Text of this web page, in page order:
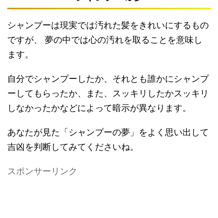
シャンプーは現実では汚れた髪をきれいにするもの
ですが、 夢の中では心の汚れを取ることを意味し
ます。
自分でシャンプーしたか、それとも誰かにシャンプ
ーしてもらったか、また、スッキリしたかスッキリ
しなかったかなどによって暗示が異なります。
あなたが見た「シャンプーの夢」をよく思い出して
吉凶を判断してみてくださいね。
スポンサーリンク